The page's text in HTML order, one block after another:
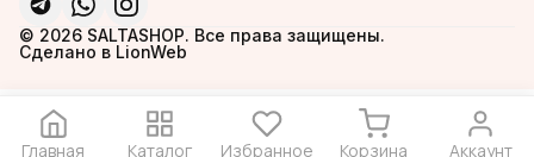
© 2026 SALTASHOP. Все права защищены.
Сделано в LionWeb
Главная Каталог Избранное Корзина Аккаунт